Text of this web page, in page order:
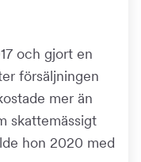
och gjort en
försäljningen
mer än
skattemässigt
hon 2020 med